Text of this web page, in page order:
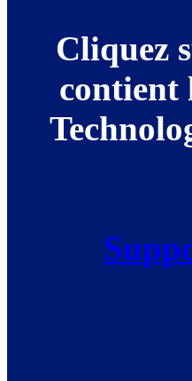
Cliquez
contient